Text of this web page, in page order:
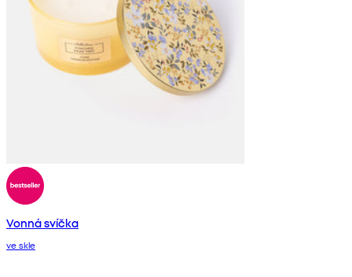
Vonná svíčka
ve skle